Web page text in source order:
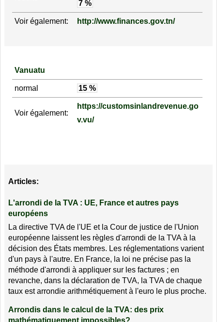
7 %
Voir également: http://www.finances.gov.tn/
Vanuatu
normal 15 %
Voir également:
https://customsinlandrevenue.go
v.vu/
Articles:
L'arrondi de la TVA : UE, France et autres pays
européens
La directive TVA de l'UE et la Cour de justice de l'Union
européenne laissent les règles d'arrondi de la TVA à la
décision des États membres. Les réglementations varient
d'un pays à l'autre. En France, la loi ne précise pas la
méthode d'arrondi à appliquer sur les factures ; en
revanche, dans la déclaration de TVA, la TVA de chaque
taux est arrondie arithmétiquement à l'euro le plus proche.
Arrondis dans le calcul de la TVA: des prix